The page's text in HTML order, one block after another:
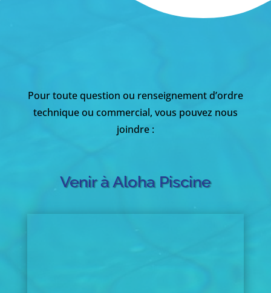
Pour toute question ou renseignement d’ordre
technique ou commercial, vous pouvez nous
joindre :
Venir à Aloha Piscine